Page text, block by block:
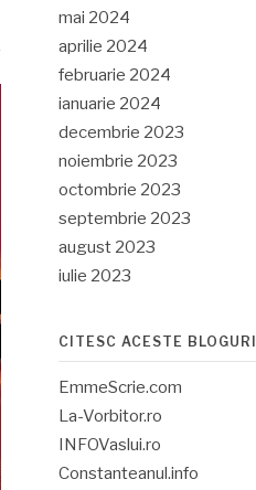
mai 2024
aprilie 2024
februarie 2024
ianuarie 2024
decembrie 2023
noiembrie 2023
octombrie 2023
septembrie 2023
august 2023
iulie 2023
CITESC ACESTE BLOGURI
EmmeScrie.com
La-Vorbitor.ro
INFOVaslui.ro
Constanteanul.info